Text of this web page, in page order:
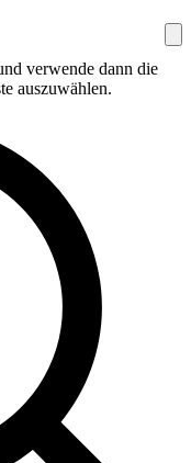
verwende dann die
auszuwählen.